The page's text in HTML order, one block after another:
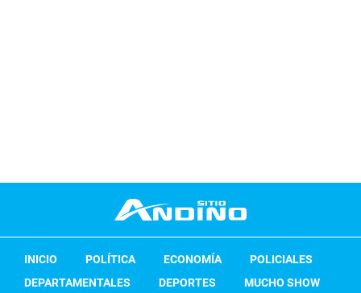
INICIO POLÍTICA ECONOMÍA
POLICIALES
DEPARTAMENTALES
DEPORTES
MUCHO SHOW